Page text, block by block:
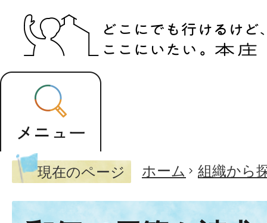
現在のページ ホーム 組織から